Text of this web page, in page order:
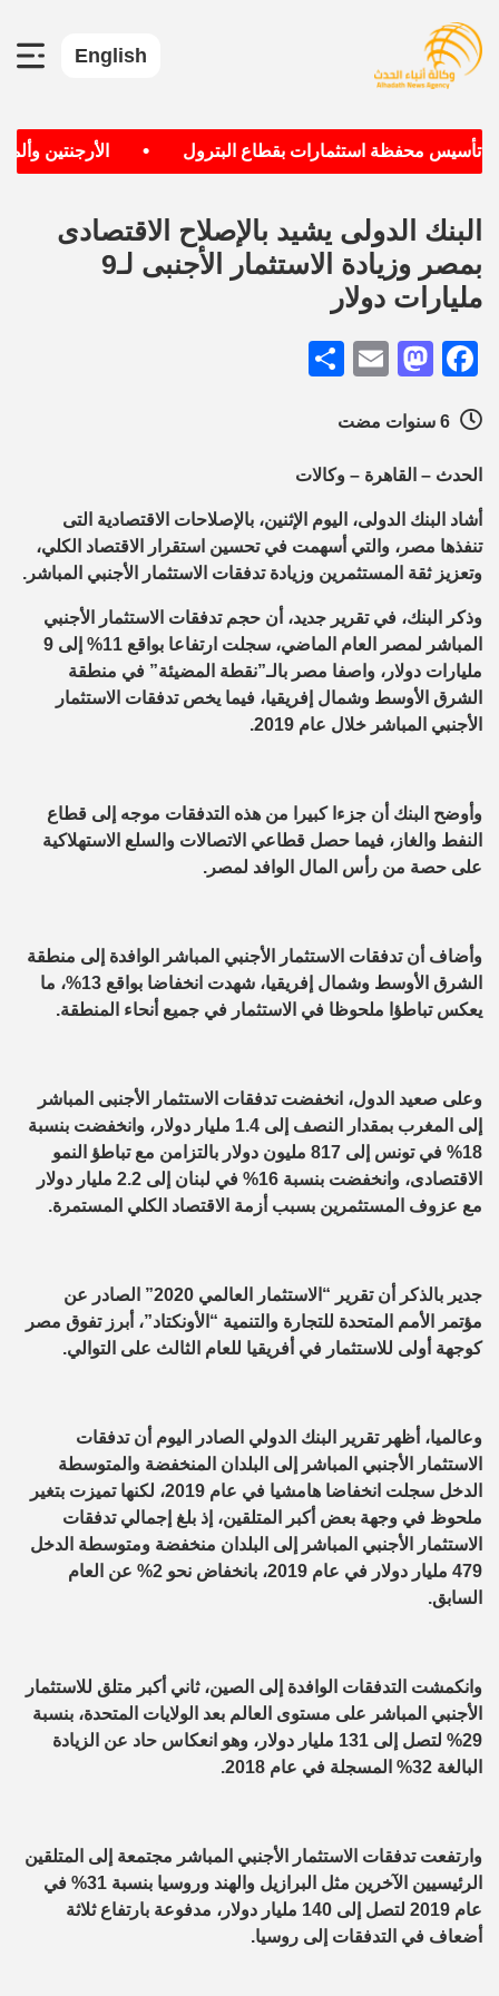
English
تأسيس محفظة استثمارات بقطاع البترول الأرجنتين
البنك الدولى يشيد بالإصلاح الاقتصادى
بمصر وزيادة الاستثمار الأجنبى لـ9
مليارات دولار
Facebook
Mastodon
Email
الحدث – القاهرة – وكالات
أشاد البنك الدولى، اليوم الإثنين، بالإصلاحات الاقتصادية التى
تنفذها مصر، والتي أسهمت في تحسين استقرار الاقتصاد الكلي،
وتعزيز ثقة المستثمرين وزيادة تدفقات الاستثمار الأجنبي المباشر.
وذكر البنك، في تقرير جديد، أن حجم تدفقات الاستثمار الأجنبي
المباشر لمصر العام الماضي، سجلت ارتفاعا بواقع 11% إلى 9
مليارات دولار، واصفا مصر بالـ”نقطة المضيئة” في منطقة
الشرق الأوسط وشمال إفريقيا، فيما يخص تدفقات الاستثمار
الأجنبي المباشر خلال عام 2019.
وأوضح البنك أن جزءا كبيرا من هذه التدفقات موجه إلى قطاع
النفط والغاز، فيما حصل قطاعي الاتصالات والسلع الاستهلاكية
على حصة من رأس المال الوافد لمصر.
وأضاف أن تدفقات الاستثمار الأجنبي المباشر الوافدة إلى منطقة
الشرق الأوسط وشمال إفريقيا، شهدت انخفاضا بواقع 13%، ما
يعكس تباطؤا ملحوظا في الاستثمار في جميع أنحاء المنطقة.
وعلى صعيد الدول، انخفضت تدفقات الاستثمار الأجنبى المباشر
إلى المغرب بمقدار النصف إلى 1.4 مليار دولار، وانخفضت بنسبة
18% في تونس إلى 817 مليون دولار بالتزامن مع تباطؤ النمو
الاقتصادى، وانخفضت بنسبة 16% في لبنان إلى 2.2 مليار دولار
مع عزوف المستثمرين بسبب أزمة الاقتصاد الكلي المستمرة.
جدير بالذكر أن تقرير “الاستثمار العالمي 2020” الصادر عن
مؤتمر الأمم المتحدة للتجارة والتنمية “الأونكتاد”، أبرز تفوق مصر
كوجهة أولى للاستثمار في أفريقيا للعام الثالث على التوالي.
وعالميا، أظهر تقرير البنك الدولي الصادر اليوم أن تدفقات
الاستثمار الأجنبي المباشر إلى البلدان المنخفضة والمتوسطة
الدخل سجلت انخفاضا هامشيا في عام 2019، لكنها تميزت بتغير
ملحوظ في وجهة بعض أكبر المتلقين، إذ بلغ إجمالي تدفقات
الاستثمار الأجنبي المباشر إلى البلدان منخفضة ومتوسطة الدخل
479 مليار دولار في عام 2019، بانخفاض نحو 2% عن العام
السابق.
وانكمشت التدفقات الوافدة إلى الصين، ثاني أكبر متلق للاستثمار
الأجنبي المباشر على مستوى العالم بعد الولايات المتحدة، بنسبة
29% لتصل إلى 131 مليار دولار، وهو انعكاس حاد عن الزيادة
البالغة 32% المسجلة في عام 2018.
وارتفعت تدفقات الاستثمار الأجنبي المباشر مجتمعة إلى المتلقين
الرئيسيين الآخرين مثل البرازيل والهند وروسيا بنسبة 31% في
عام 2019 لتصل إلى 140 مليار دولار، مدفوعة بارتفاع ثلاثة
أضعاف في التدفقات إلى روسيا.